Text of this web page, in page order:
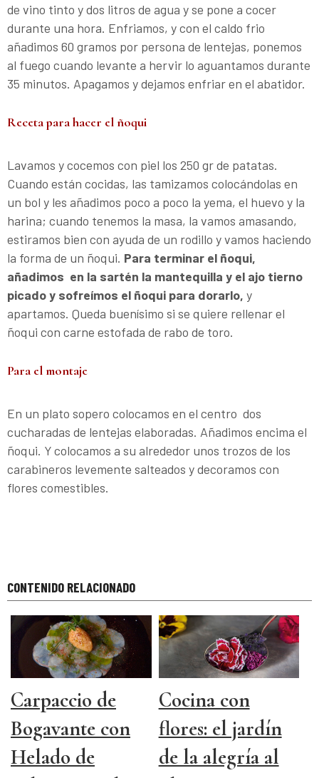
de vino tinto y dos litros de agua y se pone a cocer
durante una hora. Enfriamos, y con el caldo frio
añadimos 60 gramos por persona de lentejas, ponemos
al fuego cuando levante a hervir lo aguantamos durante
35 minutos. Apagamos y dejamos enfriar en el abatidor.
Receta para hacer el ñoqui
Lavamos y cocemos con piel los 250 gr de patatas.
Cuando están cocidas, las tamizamos colocándolas en
un bol y les añadimos poco a poco la yema, el huevo y la
harina; cuando tenemos la masa, la vamos amasando,
estiramos bien con ayuda de un rodillo y vamos haciendo
la forma de un ñoqui. Para terminar el ñoqui,
añadimos en la sartén la mantequilla y el ajo tierno
picado y sofreímos el ñoqui para dorarlo, y
apartamos. Queda buenísimo si se quiere rellenar el
ñoqui con carne estofada de rabo de toro.
Para el montaje
En un plato sopero colocamos en el centro dos
cucharadas de lentejas elaboradas. Añadimos encima el
ñoqui. Y colocamos a su alrededor unos trozos de los
carabineros levemente salteados y decoramos con
flores comestibles.
CONTENIDO RELACIONADO
Carpaccio de
Bogavante con
Helado de
Cocina con
flores: el jardín
de la alegría al